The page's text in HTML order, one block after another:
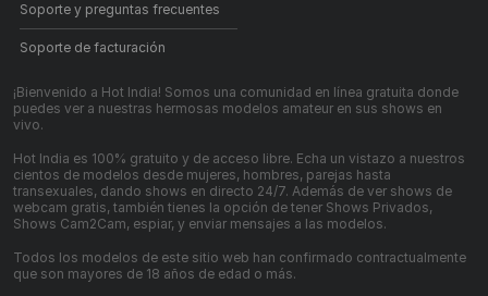
Soporte y preguntas frecuentes
Soporte de facturación
¡Bienvenido a Hot India! Somos una comunidad en línea gratuita donde
puedes ver a nuestras hermosas modelos amateur en sus shows en
vivo.
Hot India es 100% gratuito y de acceso libre. Echa un vistazo a nuestros
cientos de modelos desde mujeres, hombres, parejas hasta
transexuales, dando shows en directo 24/7. Además de ver shows de
webcam gratis, también tienes la opción de tener Shows Privados,
Shows Cam2Cam, espiar, y enviar mensajes a las modelos.
Todos los modelos de este sitio web han confirmado contractualmente
que son mayores de 18 años de edad o más.